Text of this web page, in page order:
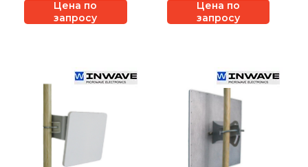
Цена по
запросу
Цена по
запросу